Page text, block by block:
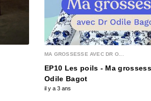
00:03:12
MA GROSSESSE AVEC DR O...
EP10 Les poils - Ma
Odile Bagot
il y a 3 ans